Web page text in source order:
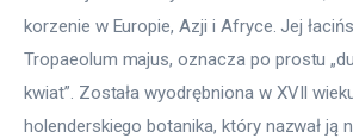
korzenie w Europie, Azji i Afryce. Jej
Tropaeolum majus, oznacza po prostu
kwiat”. Została wyodrębniona w XVII
holenderskiego botanika, który nazwał ją